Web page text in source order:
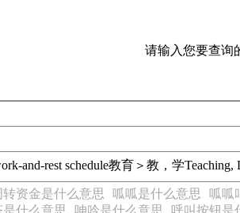
请输入您要查询
and-rest schedule教育＞教，学Teaching,
转资金是什么意思 呱呱是什么意思 呱呱
是什么意思 呻吟是什么意思 呼叫按钮是